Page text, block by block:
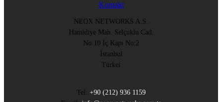
Kontakt
NEOX NETWORKS A.S.
Hamidiye Mah. Selçuklu Cad.
No:10 İç Kapı No:2
İstanbul
Türkei
Tel: +90 (212) 936 1159